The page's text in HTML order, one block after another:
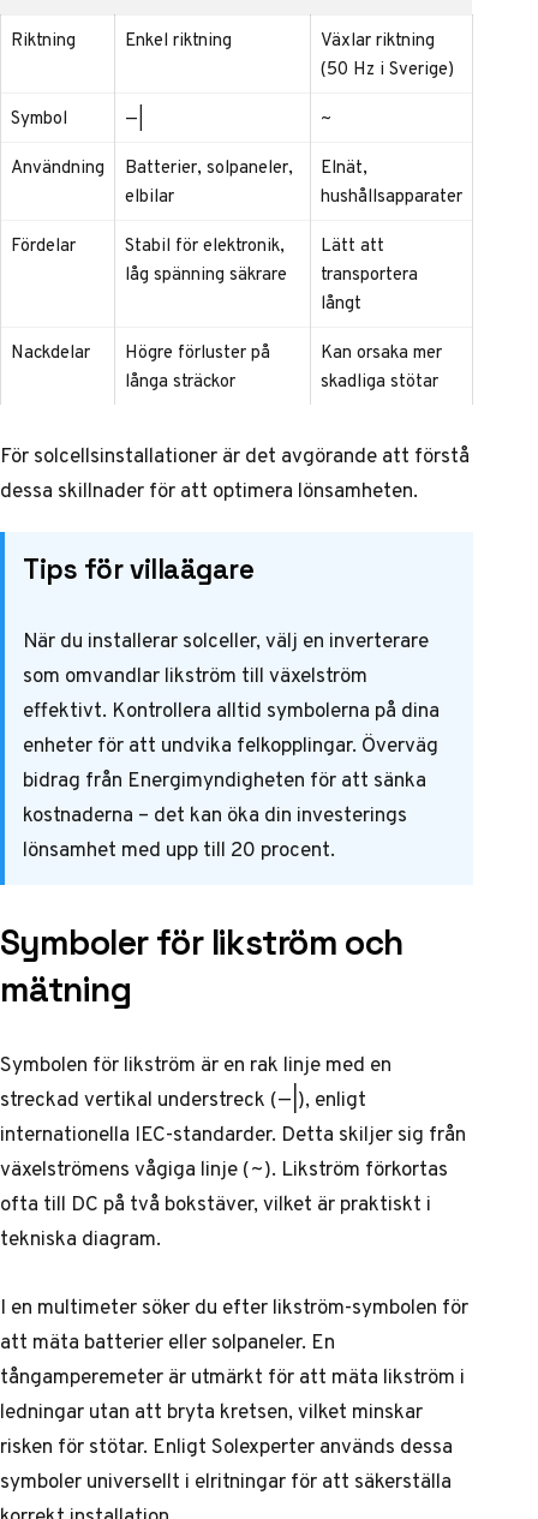
Riktning
Enkel riktning
Växlar riktning
(50 Hz i Sverige)
Symbol
—|
~
Användning
Batterier, solpaneler,
elbilar
Elnät,
hushållsapparater
Fördelar
Stabil för elektronik,
låg spänning säkrare
Lätt att
transportera
långt
Nackdelar
Högre förluster på
långa sträckor
Kan orsaka mer
skadliga stötar
För solcellsinstallationer är det avgörande att förstå
dessa skillnader för att optimera lönsamheten.
Tips för villaägare
När du installerar solceller, välj en inverterare
som omvandlar likström till växelström
effektivt. Kontrollera alltid symbolerna på dina
enheter för att undvika felkopplingar. Överväg
bidrag från Energimyndigheten för att sänka
kostnaderna – det kan öka din investerings
lönsamhet med upp till 20 procent.
Symboler för likström och
mätning
Symbolen för likström är en rak linje med en
streckad vertikal understreck (—|), enligt
internationella IEC-standarder. Detta skiljer sig från
växelströmens vågiga linje (~). Likström förkortas
ofta till DC på två bokstäver, vilket är praktiskt i
tekniska diagram.
I en multimeter söker du efter likström-symbolen för
att mäta batterier eller solpaneler. En
tångamperemeter är utmärkt för att mäta likström i
ledningar utan att bryta kretsen, vilket minskar
risken för stötar. Enligt Solexperter används dessa
symboler universellt i elritningar för att säkerställa